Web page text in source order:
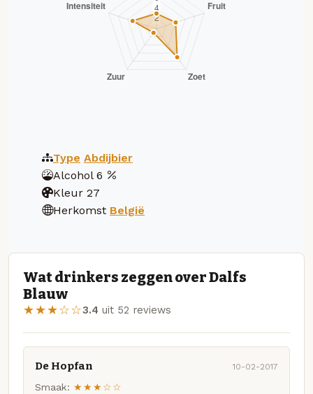
Type Abdijbier
Alcohol 6
Kleur 27
Herkomst België
Wat drinkers zeggen over Dalfs
Blauw
★★★☆☆3.4 uit 52 reviews
De Hopfan 10-02-2017
Smaak: ★★★☆☆